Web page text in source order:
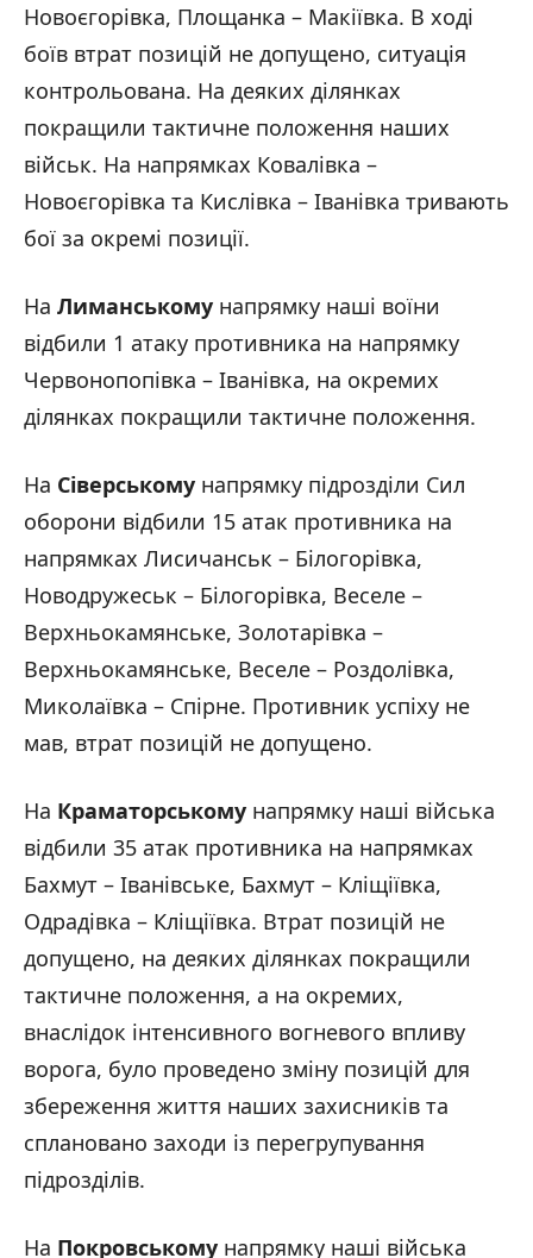
Новоєгорівка, Площанка – Макіївка. В ході
боїв втрат позицій не допущено, ситуація
контрольована. На деяких ділянках
покращили тактичне положення наших
військ. На напрямках Ковалівка –
Новоєгорівка та Кислівка – Іванівка тривають
бої за окремі позиції.
На Лиманському напрямку наші воїни
відбили 1 атаку противника на напрямку
Червонопопівка – Іванівка, на окремих
ділянках покращили тактичне положення.
На Сіверському напрямку підрозділи Сил
оборони відбили 15 атак противника на
напрямках Лисичанськ – Білогорівка,
Новодружеськ – Білогорівка, Веселе –
Верхньокамянське, Золотарівка –
Верхньокамянське, Веселе – Роздолівка,
Миколаївка – Спірне. Противник успіху не
мав, втрат позицій не допущено.
На Краматорському напрямку наші війська
відбили 35 атак противника на напрямках
Бахмут – Іванівське, Бахмут – Кліщіївка,
Одрадівка – Кліщіївка. Втрат позицій не
допущено, на деяких ділянках покращили
тактичне положення, а на окремих,
внаслідок інтенсивного вогневого впливу
ворога, було проведено зміну позицій для
збереження життя наших захисників та
сплановано заходи із перегрупування
підрозділів.
На Покровському напрямку наші війська